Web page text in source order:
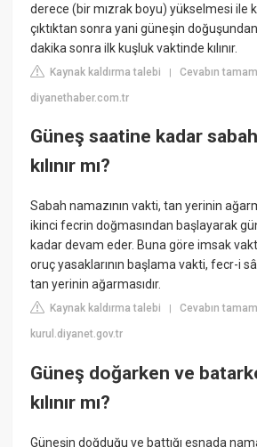
derece (bir mızrak boyu) yükselmesi ile
çıktıktan sonra yani güneşin
dakika sonra ilk kuşluk vaktinde kılınır.
Kaynak kaldırma talebi |Cevabın
diyanethaber.com.tr
Güneş saatine kadar
kılınır mı?
Sabah namazının vakti, tan yerinin
ikinci fecrin doğmasından başlayarak
kadar devam eder. Buna göre imsak
oruç yasaklarının başlama vakti, fecr-i
tan yerinin ağarmasıdır.
Kaynak kaldırma talebi |Cevabın
kurul.diyanet.gov.tr
Güneş doğarken ve
kılınır mı?
Güneşin doğduğu ve battığı esnada